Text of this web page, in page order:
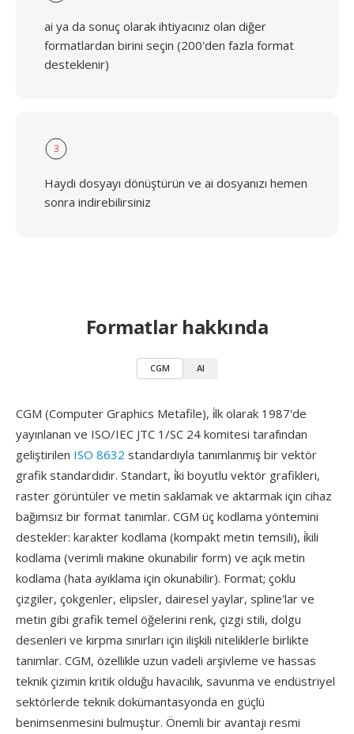
ai ya da sonuç olarak ihtiyacınız olan diğer
formatlardan birini seçin (200'den fazla format
desteklenir)
3
Haydi dosyayı dönüştürün ve ai dosyanızı hemen
sonra indirebilirsiniz
Formatlar hakkında
CGM AI
CGM (Computer Graphics Metafile), i̇lk olarak 1987'de
yayınlanan ve ISO/IEC JTC 1/SC 24 komitesi tarafından
geliştirilen ISO 8632 standardıyla tanımlanmış bir vektör
grafik standardıdır. Standart, i̇ki boyutlu vektör grafikleri,
raster görüntüler ve metin saklamak ve aktarmak için cihaz
bağımsız bir format tanımlar. CGM üç kodlama yöntemini
destekler: karakter kodlama (kompakt metin temsili), i̇kili
kodlama (verimli makine okunabilir form) ve açık metin
kodlama (hata ayıklama için okunabilir). Format; çoklu
çizgiler, çokgenler, elipsler, dairesel yaylar, spline'lar ve
metin gibi grafik temel öğelerini renk, çizgi stili, dolgu
desenleri ve kırpma sınırları için ilişkili niteliklerle birlikte
tanımlar. CGM, özellikle uzun vadeli arşivleme ve hassas
teknik çizimin kritik olduğu havacılık, savunma ve endüstriyel
sektörlerde teknik dokümantasyonda en güçlü
benimsenmesini bulmuştur. Önemli bir avantajı resmi